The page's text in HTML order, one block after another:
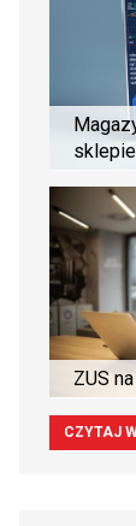
ZUS
CZYTAJ